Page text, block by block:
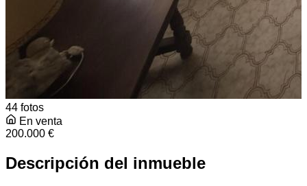
44 fotos
En venta
200.000 €
Descripción del inmueble